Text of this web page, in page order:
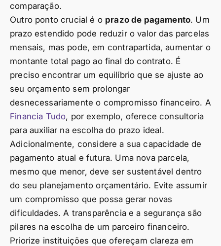
comparação.
Outro ponto crucial é o prazo de pagamento. Um
prazo estendido pode reduzir o valor das parcelas
mensais, mas pode, em contrapartida, aumentar o
montante total pago ao final do contrato. É
preciso encontrar um equilíbrio que se ajuste ao
seu orçamento sem prolongar
desnecessariamente o compromisso financeiro. A
Financia Tudo, por exemplo, oferece consultoria
para auxiliar na escolha do prazo ideal.
Adicionalmente, considere a sua capacidade de
pagamento atual e futura. Uma nova parcela,
mesmo que menor, deve ser sustentável dentro
do seu planejamento orçamentário. Evite assumir
um compromisso que possa gerar novas
dificuldades. A transparência e a segurança são
pilares na escolha de um parceiro financeiro.
Priorize instituições que ofereçam clareza em